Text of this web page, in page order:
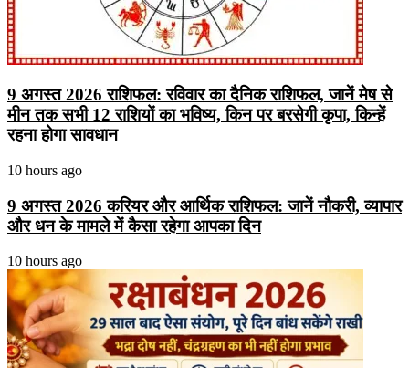
9 अगस्त 2026 राशिफल: रविवार का दैनिक राशिफल, जानें मेष से
मीन तक सभी 12 राशियों का भविष्य, किन पर बरसेगी कृपा, किन्हें
रहना होगा सावधान
10 hours ago
9 अगस्त 2026 करियर और आर्थिक राशिफल: जानें नौकरी, व्यापार
और धन के मामले में कैसा रहेगा आपका दिन
10 hours ago